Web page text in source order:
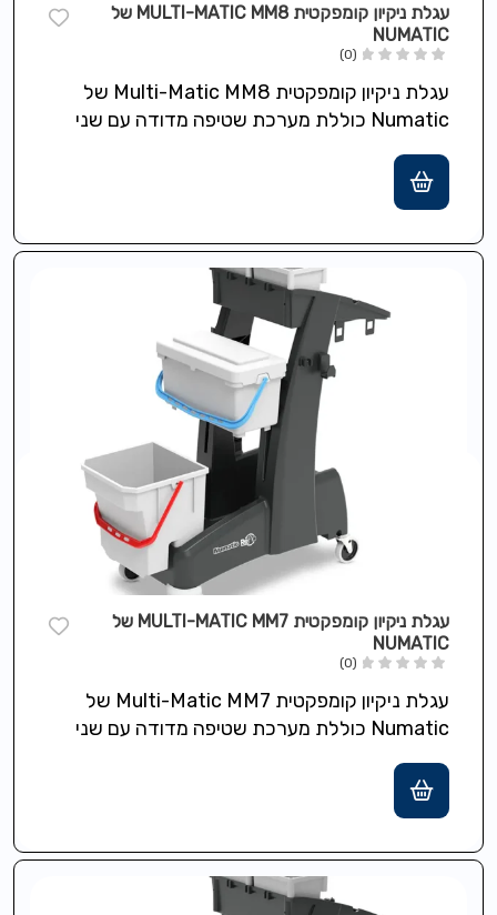
עגלת ניקיון קומפקטית MULTI-MATIC MM8 של
NUMATIC
(0)
עגלת ניקיון קומפקטית Multi-Matic MM8 של
Numatic כוללת מערכת שטיפה מדודה עם שני
עגלת ניקיון קומפקטית MULTI-MATIC MM7 של
NUMATIC
(0)
עגלת ניקיון קומפקטית Multi-Matic MM7 של
Numatic כוללת מערכת שטיפה מדודה עם שני